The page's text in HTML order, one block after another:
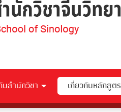
บสำนักวิชา เกี่ยวกับหลักสูตร